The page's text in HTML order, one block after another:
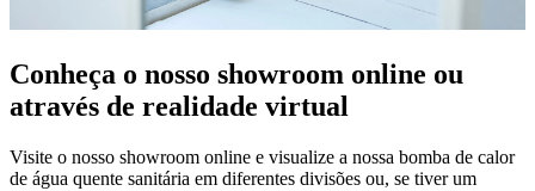
Conheça o nosso showroom online ou
através de realidade virtual
Visite o nosso showroom online e visualize a nossa bomba de calor
de água quente sanitária em diferentes divisões ou, se tiver um